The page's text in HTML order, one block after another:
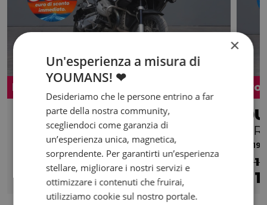
Promo
BMW R 1200 GS
Adventure Abs my10
2012 | 39113 km | 1170 cc | 110 Hp | 81 Kw
€ 10.490
€ 10.190 €178
S
2019
€
×
Un'esperienza a misura di
YOUMANS! ❤
Desideriamo che le persone entrino a far
parte della nostra community,
scegliendoci come garanzia di
un’esperienza unica, magnetica,
sorprendente. Per garantirti un’esperienza
stellare, migliorare i nostri servizi e
ottimizzare i contenuti che fruirai,
utilizziamo cookie sul nostro portale.